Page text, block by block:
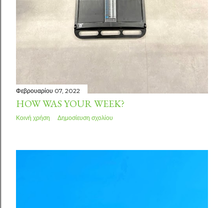
Φεβρουαρίου 07, 2022
HOW WAS YOUR WEEK?
Κοινή χρήση Δημοσίευση σχολίου